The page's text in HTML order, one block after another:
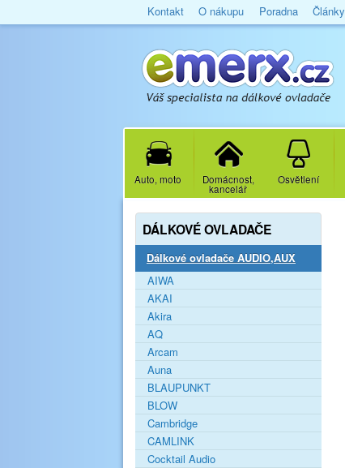
Kontakt O nákupu Poradna Články
Auto, moto Domácnost,
kancelář
Osvětlení
DÁLKOVÉ OVLADAČE
Dálkové ovladače AUDIO,AUX
AIWA
AKAI
Akira
AQ
Arcam
Auna
BLAUPUNKT
BLOW
Cambridge
CAMLINK
Cocktail Audio